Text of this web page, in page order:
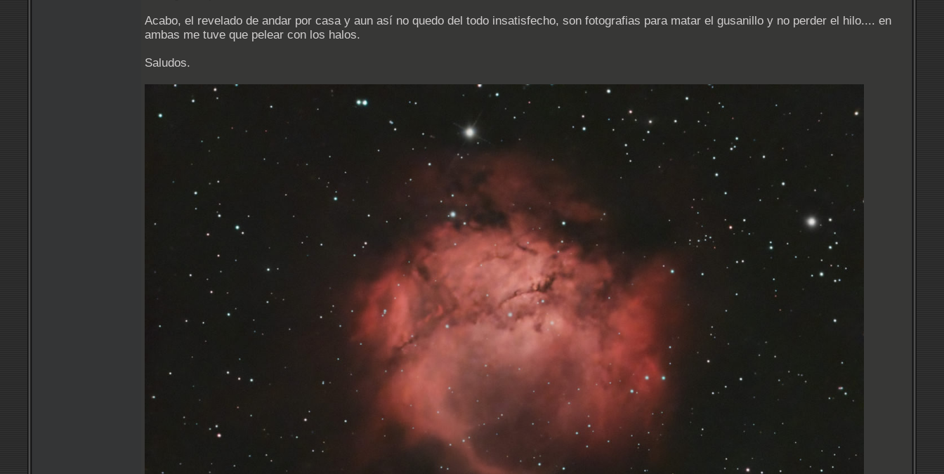
Acabo, el revelado de andar por casa y aun así no quedo del todo insatisfecho, son fotografias para matar el gusanillo y no perder el hilo.... en
ambas me tuve que pelear con los halos.
Saludos.